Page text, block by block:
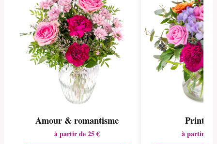
Amour & romantisme
à partir de 25 € à partir de